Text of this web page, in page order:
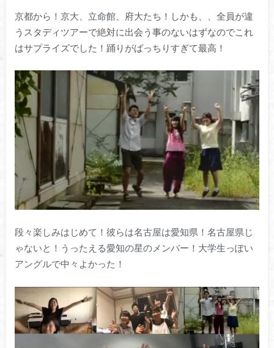
京都から！京大、立命館、
府大たち！しかも、、全員が違
うスタディツアーで絶対に出会う事のないはずなのでこれ
はサプライズでした！踊りがばっちりすぎて最高！
段々楽しみはじめて！彼らは名古屋は愛知県！名古屋県じ
ゃないと！うったえる愛知の星のメンバー！大学生っぽい
アングルで中々よかった！